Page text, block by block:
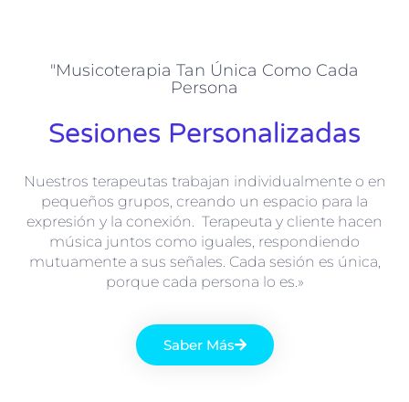
"Musicoterapia Tan Única Como Cada
Persona
Sesiones Personalizadas
Nuestros terapeutas trabajan individualmente o en
pequeños grupos, creando un espacio para la
expresión y la conexión. Terapeuta y cliente hacen
música juntos como iguales, respondiendo
mutuamente a sus señales. Cada sesión es única,
porque cada persona lo es.»
Saber Más